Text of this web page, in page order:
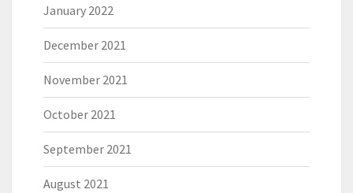
January 2022
December 2021
November 2021
October 2021
September 2021
August 2021